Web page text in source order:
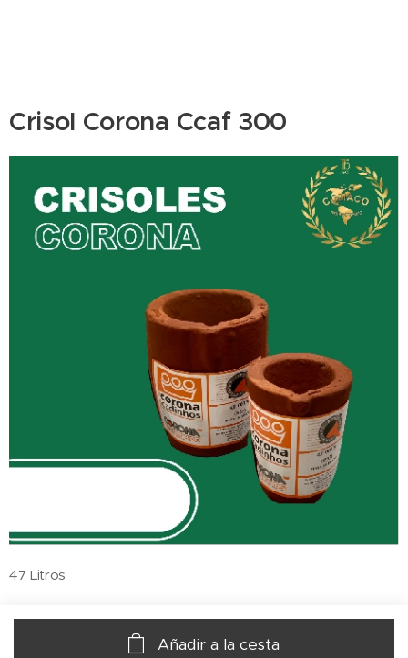
Crisol Corona Ccaf 300
47 Litros
40.187,00UYU
Añadir a la cesta